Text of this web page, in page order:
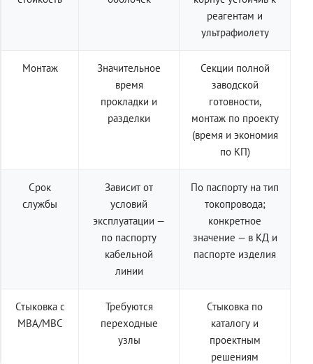
реагентам и
ультрафиолету
Монтаж
Значительное
время
прокладки и
разделки
Секции полной
заводской
готовности,
монтаж по проекту
(время и экономия
по КП)
Срок
службы
Зависит от
условий
эксплуатации —
по паспорту
кабельной
линии
По паспорту на тип
токопровода;
конкретное
значение — в КД и
паспорте изделия
Стыковка с
МВА/МВС
Требуются
переходные
узлы
Стыковка по
каталогу и
проектным
решениям